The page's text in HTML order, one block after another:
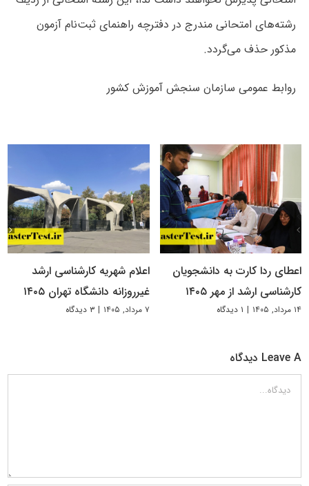
رشته‌های امتحانی مندرج در دفترچه راهنمای ثبت‌نام آزمون
مذکور حذف می‌گردد.
روابط عمومی سازمان سنجش آموزش کشور
اعطای ردا کارت به دانشجویان
کارشناسی ارشد از مهر ۱۴۰۵
۱۴ مرداد, ۱۴۰۵ | ۱ دیدگاه
اعلام شهریه کارشناسی ارشد
غیرروزانه دانشگاه تهران ۱۴۰۵
۷ مرداد, ۱۴۰۵ | ۳ دیدگاه
Leave A دیدگاه
دیدگاه